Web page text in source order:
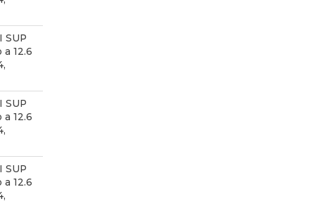
SUP
a 12.6
SUP
a 12.6
SUP
a 12.6